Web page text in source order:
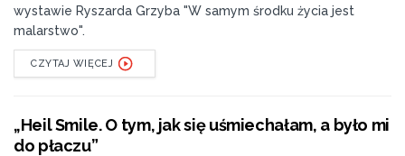
wystawie Ryszarda Grzyba "W samym środku życia jest
malarstwo".
CZYTAJ WIĘCEJ
„Heil Smile. O tym, jak się uśmiechałam, a było mi
do płaczu”